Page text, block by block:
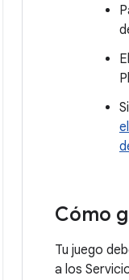
Cómo
Tu juego
a los